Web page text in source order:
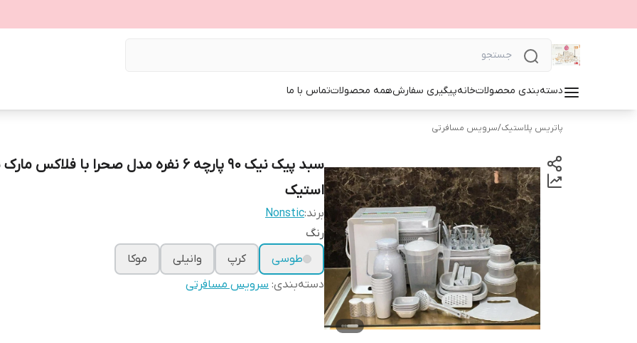
دسته‌بندی محصولاتخانهپیگیری سفارشهمه محصولاتتماس با ما
پاتریس پلاستیک/سرویس مسافرتی
سبد پیک نیک ۹۰ پارچه ۶ نفره مدل صحرا با فلاکس
استیک
برند:Nonstic
رنگ
طوسی
کرپ وانیلی
موکا
دسته‌بندی: سرویس مسافرتی